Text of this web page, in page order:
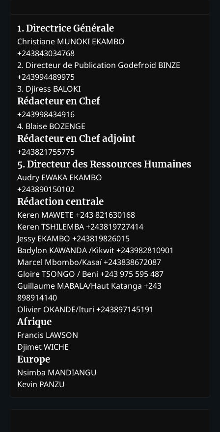
1. Directrice Générale
Christiane MUNOKI EKAMBO
+243843034768
2. Directeur de Publication Godefroid BINZE
+243994489975
3. Djiress BALOKI
Rédacteur en Chef
+243998434916
4. Blaise BOZENGE
Rédacteur en Chef adjoint
+243821755775
5. Directeur des Ressources Humaines
Audry EWAKA EKAMBO
+243890150102
Rédaction centrale
Keren MAWETE +243 821630168
Keren TSHILEMBA +243819727414
Jessy EKAMBO +243819826015
Badylon KAWANDA /Kikwit +243982810901
Marcel Mbombo/Kasaï +243838672087
Gloire TSONGO / Beni +243 975 595 487
Guillaume MABALA/Haut Katanga +243
898914140
Olivier OKANDE/Ituri +243897145191
Afrique
Francis LAWSON
Djimet WICHE
Europe
Nsimba MANDIANGU
Kevin PANZU